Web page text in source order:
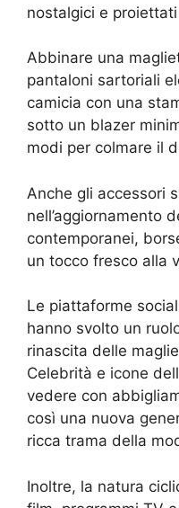
nostalgici e
Abbinare una
pantaloni sartoriali
camicia con una
sotto un blazer
modi per colmare il
Anche gli accessori
nell’aggiornamento
contemporanei,
un tocco fresco alla
Le piattaforme
hanno svolto un
rinascita delle
Celebrità e icone
vedere con
così una nuova
ricca trama della
Inoltre, la natura